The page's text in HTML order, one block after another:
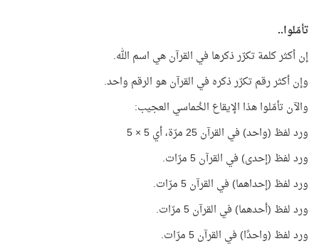
تأمّلوا..
إن أكثر كلمة تكرّر ذكرها في القرآن هي اسم الله.
وإن أكثر رقم تكرّر ذكره في القرآن هو الرقم واحد.
والآن تأمّلوا هذا الإيقاع الخُماسي العجيب:
ورد لفظ (واحد) في القرآن 25 مرّة، أي 5 × 5
ورد لفظ (إحدى) في القرآن 5 مرّات.
ورد لفظ (إحداهما) في القرآن 5 مرّات.
ورد لفظ (أحدهما) في القرآن 5 مرّات.
ورد لفظ (واحدًا) في القرآن 5 مرّات.